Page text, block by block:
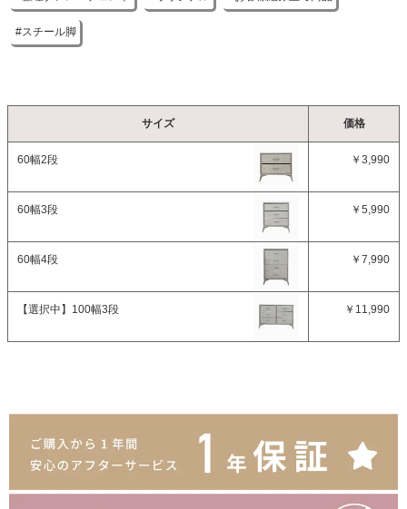
引出耐荷重
約5kg
約18.5kg
約17.2kg
原産国
中国
組立説明書(PDF)
スチール脚
サイズ 価格
60幅2段 ￥3,990
60幅3段 ￥5,990
60幅4段 ￥7,990
【選択中】 100幅3段 ￥11,990